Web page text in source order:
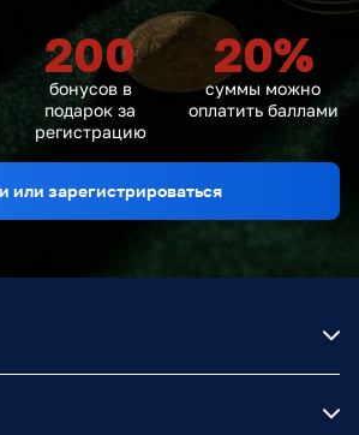
200
бонусов в
подарок за
регистрацию
20%
суммы можно
оплатить баллами
или зарегистрироваться